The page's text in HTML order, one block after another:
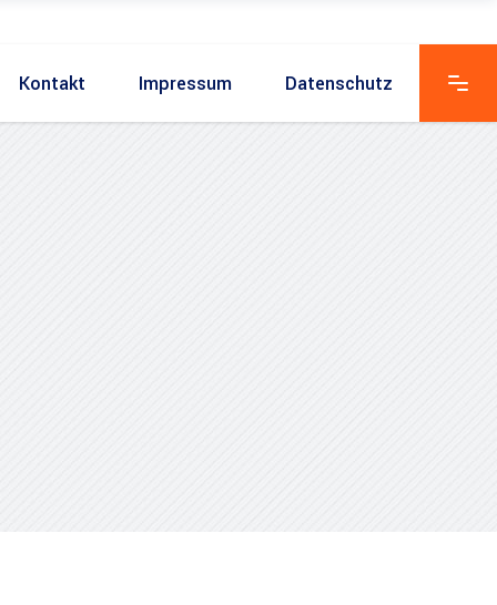
Kontakt Impressum Datenschutz